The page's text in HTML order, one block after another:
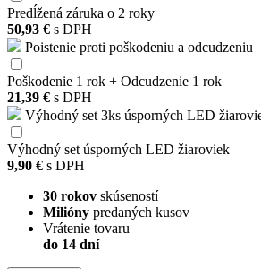
Predĺžená záruka o 2 roky
50,93 € s DPH
Poistenie proti poškodeniu a odcudzeniu
Poškodenie 1 rok + Odcudzenie 1 rok
21,39 € s DPH
Výhodný set 3ks úsporných LED
Výhodný set úsporných LED žiaroviek
9,90 € s DPH
30 rokov skúseností
Milióny predaných kusov
Vrátenie tovaru
do 14 dní